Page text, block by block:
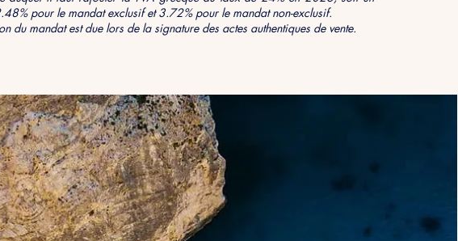
pour le mandat exclusif et 3.72% pour le mandat non-exclusif.
du mandat est due lors de la signature des actes authentiquesde vente.